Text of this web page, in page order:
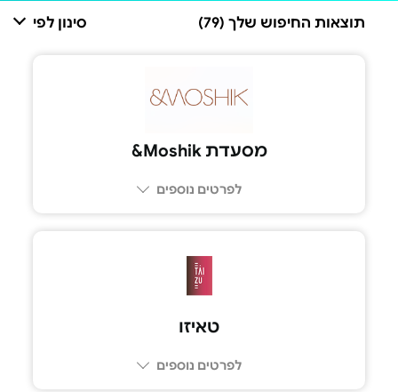
תוצאות החיפוש שלך (79) סינון לפי
מסעדת Moshik&
לפרטים נוספים
טאיזו
לפרטים נוספים